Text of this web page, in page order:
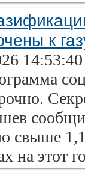
к
свыше
на этот